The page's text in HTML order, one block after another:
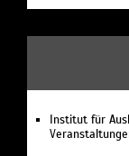
Institut für